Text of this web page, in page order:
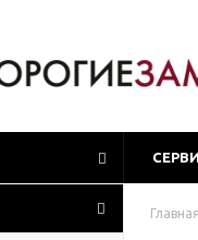
Главная